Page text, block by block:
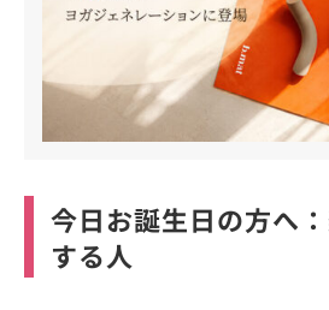
今日お誕生日の方へ
する人